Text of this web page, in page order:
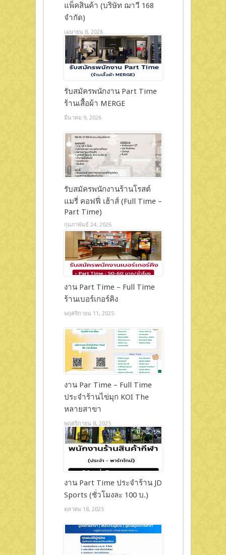
แพ็คสินค้า (บริษัท ฌาวี 168
จำกัด)
เมษายน 8, 2026
รับสมัครพนักงาน Part Time
ร้านเสื้อผ้า MERGE
มีนาคม 9, 2026
รับสมัครพนักงานร้านโรสต์
แมรี่ คอฟฟี่ เฮ้าส์ (Full Time –
Part Time)
กุมภาพันธ์ 24, 2026
งาน Part Time – Full Time
ร้านเบอร์เกอร์คิง
พฤศจิกายน 11, 2025
งาน Par Time – Full Time
ประจำร้านไข่มุก KOI The
หลายสาขา
พฤศจิกายน 8, 2025
งาน Part Time ประจำร้าน JD
Sports (ชั่วโมงละ 100 บ.)
ตุลาคม 18, 2025